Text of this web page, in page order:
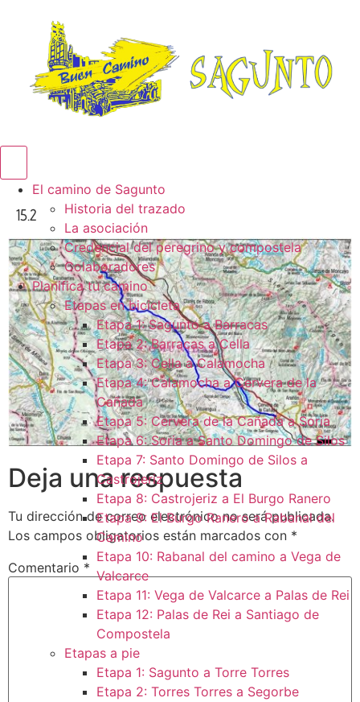
El camino de Sagunto
Historia del trazado
La asociación
Credencial del peregrino y compostela
Colaboradores
Planifica tu camino
Etapas en bicicleta
Etapa 1: Sagunto a Barracas
Etapa 2: Barracas a Cella
Etapa 3: Cella a Calamocha
Etapa 4: Calamocha a Cervera de la
Cañada
Etapa 5: Cervera de la Cañada a Soria
Etapa 6: Soria a Santo Domingo de Silos
Etapa 7: Santo Domingo de Silos a
Castrojeriz
Etapa 8: Castrojeriz a El Burgo Ranero
Etapa 9: El Burgo Ranero a Rabanal del
Camino
Etapa 10: Rabanal del camino a Vega de
Valcarce
Etapa 11: Vega de Valcarce a Palas de Rei
Etapa 12: Palas de Rei a Santiago de
Compostela
Etapas a pie
Etapa 1: Sagunto a Torre Torres
Etapa 2: Torres Torres a Segorbe
15.2
Deja una respuesta
Tu dirección de correo electrónico no será publicada.
Los campos obligatorios están marcados con *
Comentario *